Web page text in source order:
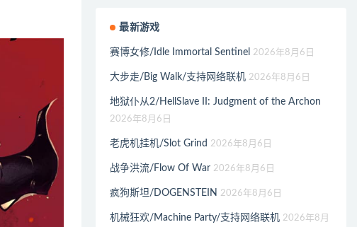
最新游戏
赛博女修/Idle Immortal Sentinel 2026年8月6日
大步走/Big Walk/支持网络联机 2026年8月6日
地狱仆从2/HellSlave II: Judgment of the Archon
2026年8月6日
老虎机挂机/Slot Grind 2026年8月6日
战争洪流/Flow Of War 2026年8月6日
疯狗斯坦/DOGENSTEIN 2026年8月6日
机械狂欢/Machine Party/支持网络联机 2026年8月